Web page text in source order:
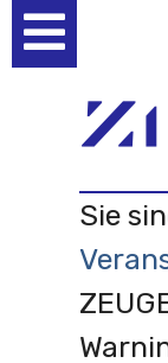
Sie